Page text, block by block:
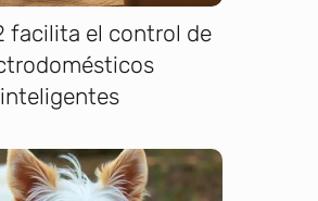
facilita el control de
inteligentes